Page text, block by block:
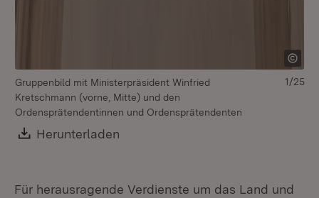
Gruppenbild mit Ministerpräsident Winfried
Kretschmann (vorne, Mitte) und den
Ordensprätendentinnen und Ordensprätendenten
Download:
Herunterladen
1/25
Für herausragende Verdienste um das Land und